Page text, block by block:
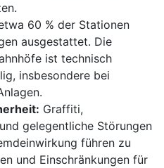
60 % der Stationen
ausgestattet. Die
ist technisch
insbesondere bei
Graffiti,
gelegentliche Störungen
führen zu
und Einschränkungen für